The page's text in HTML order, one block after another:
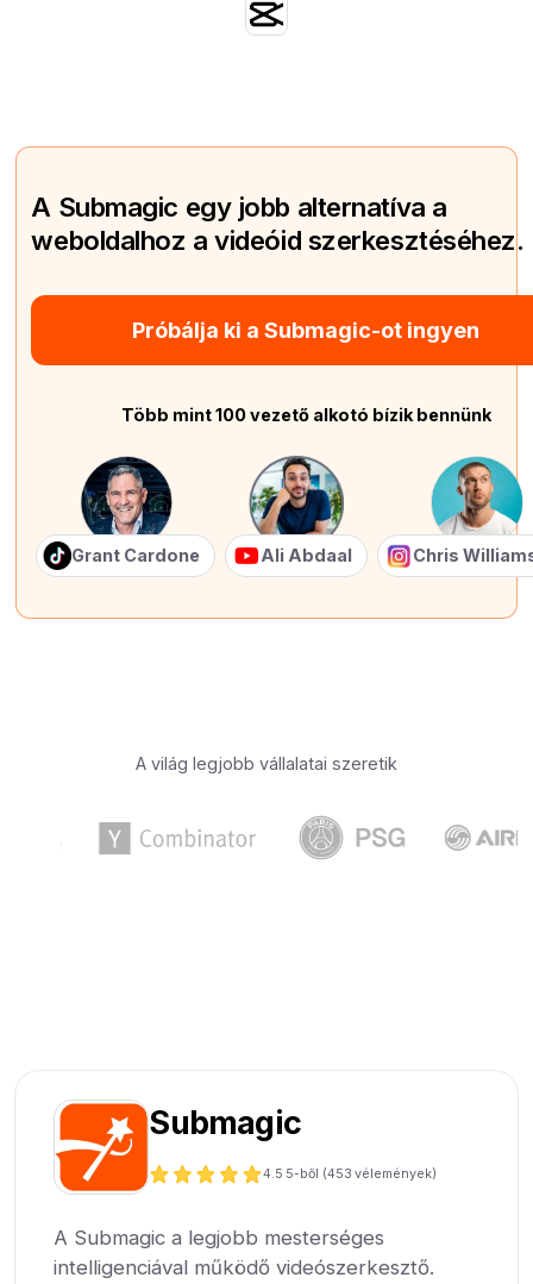
A Submagic egy jobb alternatíva a
weboldalhoz a videóid szerkesztéséhez.
Próbálja ki a Submagic-ot ingyen
Több mint 100 vezető alkotó bízik bennünk
Grant Cardone Ali Abdaal Chris
A világ legjobb vállalatai szeretik
Submagic
4.5 5-ből (453 vélemények)
A Submagic a legjobb mesterséges
intelligenciával működő videószerkesztő.